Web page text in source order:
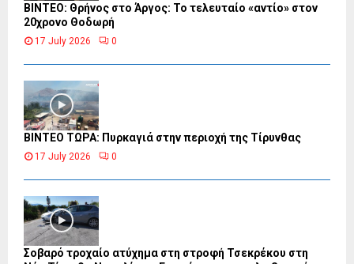
ΒΙΝΤΕΟ: Θρήνος στο Άργος: Το τελευταίο «αντίο» στον
20χρονο Θοδωρή
17 July 2026 0
ΒΙΝΤΕΟ ΤΩΡΑ: Πυρκαγιά στην περιοχή της Τίρυνθας
17 July 2026 0
Σοβαρό τροχαίο ατύχημα στη στροφή Τσεκρέκου στη